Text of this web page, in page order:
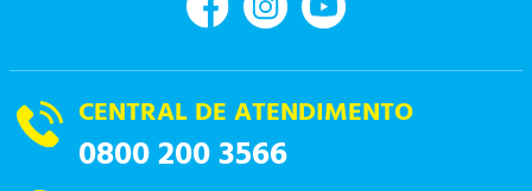
CENTRAL DE ATENDIMENTO
0800 200 3566